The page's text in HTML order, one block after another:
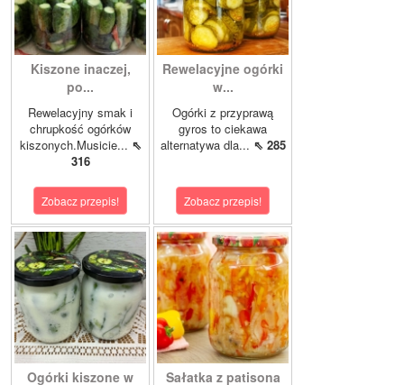
Kiszone inaczej,
po...
Rewelacyjny smak i
chrupkość ogórków
kiszonych.Musicie... ⇖
316
Zobacz przepis!
Rewelacyjne ogórki
w...
Ogórki z przyprawą
gyros to ciekawa
alternatywa dla... ⇖ 285
Zobacz przepis!
Ogórki kiszone w Sałatka z patisona